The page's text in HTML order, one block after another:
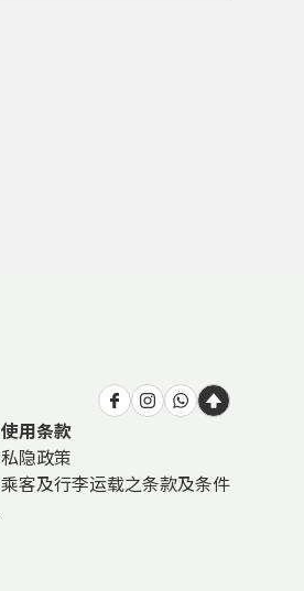
使用条款
私隐政策
乘客及行李运载之条款及条件